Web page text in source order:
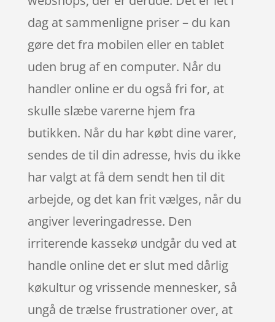
dag at sammenligne priser – du kan
gøre det fra mobilen eller en tablet
uden brug af en computer. Når du
handler online er du også fri for, at
skulle slæbe varerne hjem fra
butikken. Når du har købt dine varer,
sendes de til din adresse, hvis du ikke
har valgt at få dem sendt hen til dit
arbejde, og det kan frit vælges, når du
angiver leveringadresse. Den
irriterende kassekø undgår du ved at
handle online det er slut med dårlig
køkultur og vrissende mennesker, så
ungå de trælse frustrationer over, at